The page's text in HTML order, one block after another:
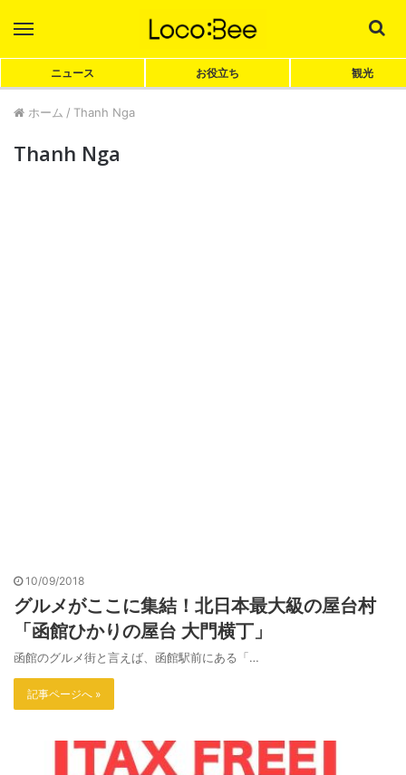
ニュース お役立ち 観光
ホーム / Thanh Nga
Thanh Nga
10/09/2018
グルメがここに集結！北日本最大級の屋台村
「函館ひかりの屋台 大門横丁」
函館のグルメ街と言えば、函館駅前にある「…
記事ページへ »